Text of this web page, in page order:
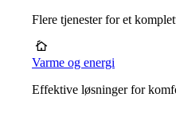
Flere tjenester for et
Varme og energi
Effektive løsninger for